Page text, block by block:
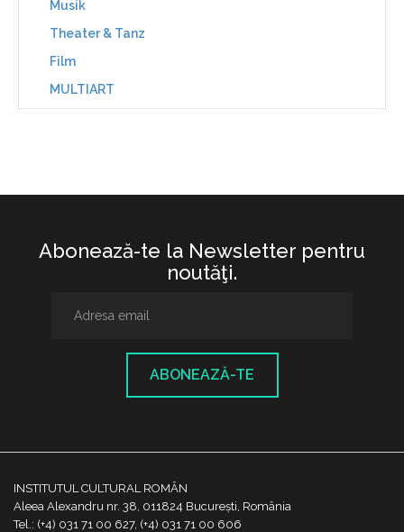
Musik
Theater & Tanz
Film
MULTIART
Abonează-te la Newsletter pentru
noutăţi.
ABONEAZĂ-TE
INSTITUTUL CULTURAL ROMÂN
Aleea Alexandru nr. 38, 011824 București, România
Tel.: (+4) 031 71 00 627, (+4) 031 71 00 606